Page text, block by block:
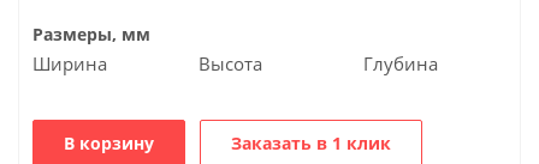
Размеры, мм
Ширина Высота Глубина
В корзину Заказать в 1 клик